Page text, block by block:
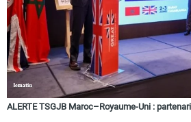
ALERTE TSGJB Maroc–Royaume-Uni :